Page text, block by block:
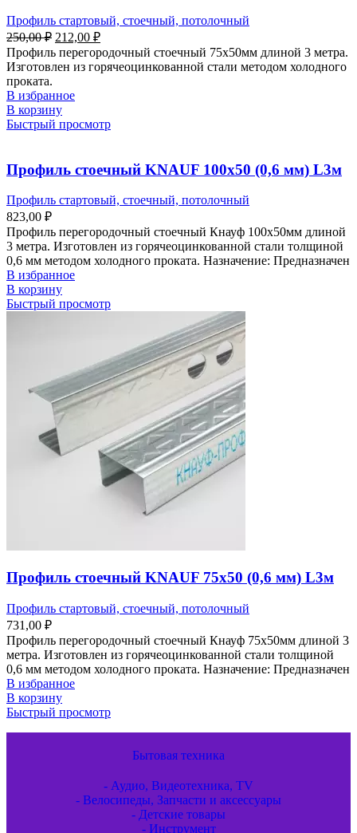
Профиль стартовый, стоечный, потолочный
250,00₽ 212,00 ₽
Профиль перегородочный стоечный 75х50мм длиной 3 метра.
Изготовлен из горячеоцинкованной стали методом холодного
проката.
В избранное
В корзину
Быстрый просмотр
Профиль стоечный KNAUF 100х50 (0,6 мм) L3м
Профиль стартовый, стоечный, потолочный
823,00 ₽
Профиль перегородочный стоечный Кнауф 100х50мм длиной
3 метра. Изготовлен из горячеоцинкованной стали толщиной
0,6 мм методом холодного проката. Назначение: Предназначен
В избранное
В корзину
Быстрый просмотр
Профиль стоечный KNAUF 75х50 (0,6 мм) L3м
Профиль стартовый, стоечный, потолочный
731,00 ₽
Профиль перегородочный стоечный Кнауф 75х50мм длиной 3
метра. Изготовлен из горячеоцинкованной стали толщиной
0,6 мм методом холодного проката. Назначение: Предназначен
В избранное
В корзину
Быстрый просмотр
Бытовая техника
- Аудио, Видеотехника, TV
- Велосипеды, Запчасти и аксессуары
- Детские товары
- Инструмент